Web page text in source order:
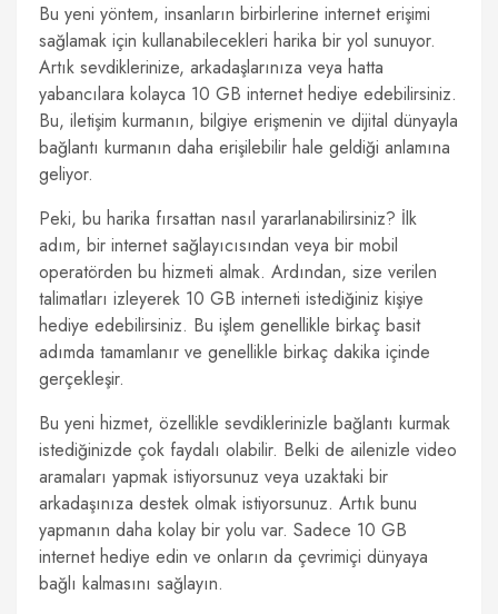
Bu yeni yöntem, insanların birbirlerine internet erişimi
sağlamak için kullanabilecekleri harika bir yol sunuyor.
Artık sevdiklerinize, arkadaşlarınıza veya hatta
yabancılara kolayca 10 GB internet hediye edebilirsiniz.
Bu, iletişim kurmanın, bilgiye erişmenin ve dijital dünyayla
bağlantı kurmanın daha erişilebilir hale geldiği anlamına
geliyor.
Peki, bu harika fırsattan nasıl yararlanabilirsiniz? İlk
adım, bir internet sağlayıcısından veya bir mobil
operatörden bu hizmeti almak. Ardından, size verilen
talimatları izleyerek 10 GB interneti istediğiniz kişiye
hediye edebilirsiniz. Bu işlem genellikle birkaç basit
adımda tamamlanır ve genellikle birkaç dakika içinde
gerçekleşir.
Bu yeni hizmet, özellikle sevdiklerinizle bağlantı kurmak
istediğinizde çok faydalı olabilir. Belki de ailenizle video
aramaları yapmak istiyorsunuz veya uzaktaki bir
arkadaşınıza destek olmak istiyorsunuz. Artık bunu
yapmanın daha kolay bir yolu var. Sadece 10 GB
internet hediye edin ve onların da çevrimiçi dünyaya
bağlı kalmasını sağlayın.